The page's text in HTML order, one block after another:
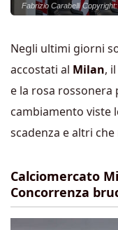
Fabrizio Carabelli
Negli ultimi giorni
accostati al Milan,
e la rosa
cambiamento viste
scadenza e altri
Calciomercato
Concorrenza